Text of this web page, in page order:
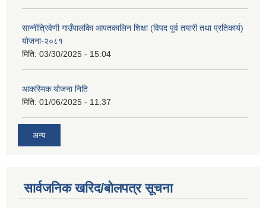
सान्नीत्रिवेणी गाउँपालकिा आपतकालिन शिक्षा (विपद पुर्व तयारी तथा प्रतिकार्य)
योजना-२०८१
मिति: 03/30/2025 - 15:04
आकस्मिक योजना निति
मिति: 01/06/2025 - 11:37
अन्य
सार्वजनिक खरिद/बोलपत्र सूचना